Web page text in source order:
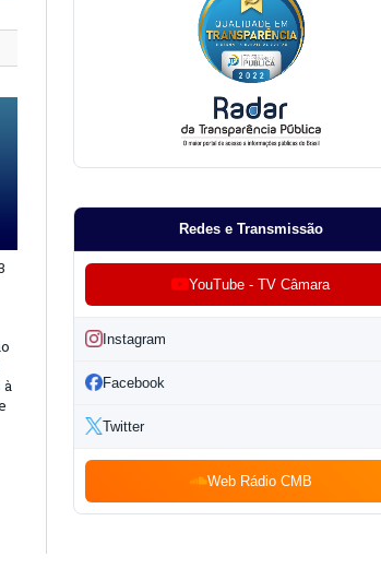
à
Redes e Transmissão
YouTube - TV Câmara
Instagram
Facebook
Twitter
Web Rádio CMB